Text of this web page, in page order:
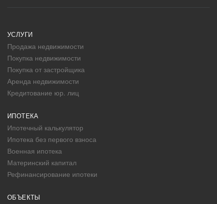
УСЛУГИ
Продажа недвижимости
Покупка недвижимости
Покупка от застройщика
Аренда недвижимости
Кредитование юр. лиц
ИПОТЕКА
Ипотечный калькулятор
Ипотека без первого взноса
Военная ипотека
Материнский капитал
Рефинансирование ипотеки
ОБЪЕКТЫ